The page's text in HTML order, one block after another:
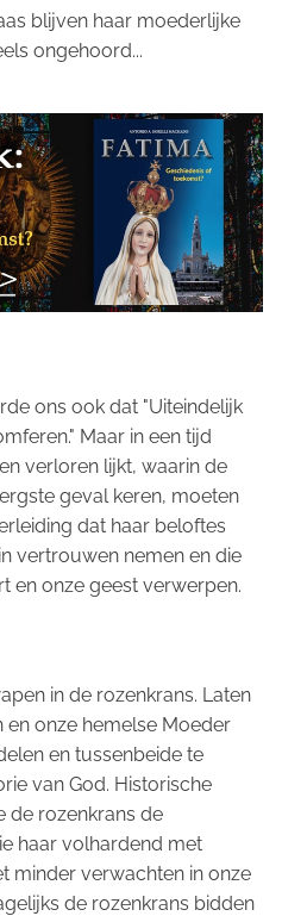
blijven haar moederlijke
ongehoord...
ons ook dat "Uiteindelijk
Maar in een tijd
verloren lijkt, waarin de
geval keren, moeten
dat haar beloftes
vertrouwen nemen en die
en onze geest verwerpen.
in de rozenkrans. Laten
onze hemelse Moeder
en tussenbeide te
van God. Historische
de rozenkrans de
haar volhardend met
minder verwachten in onze
de rozenkrans bidden